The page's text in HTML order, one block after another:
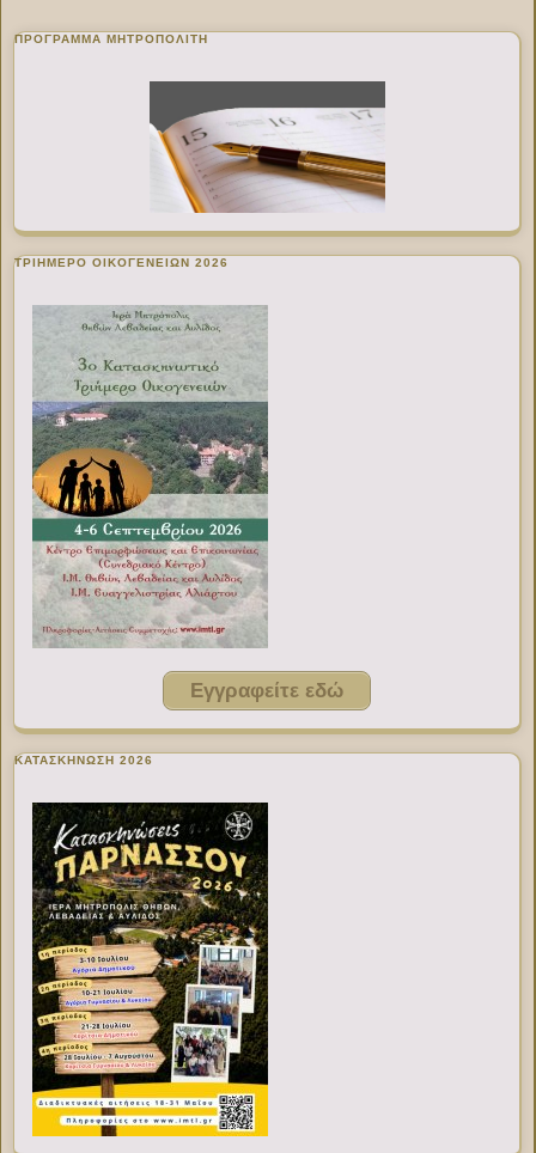
ΠΡΌΓΡΑΜΜΑ ΜΗΤΡΟΠΟΛΊΤΗ
ΤΡΙΗΜΕΡΟ ΟΙΚΟΓΕΝΕΙΩΝ 2026
Εγγραφείτε εδώ
ΚΑΤΑΣΚΗΝΩΣΗ 2026